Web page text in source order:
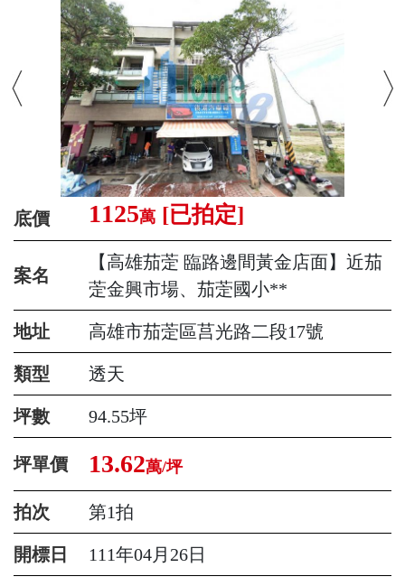
底價 1125萬 [已拍定]
案名
【高雄茄萣 臨路邊間黃金店面】近茄
萣金興市場、茄萣國小**
地址 高雄市茄萣區莒光路二段17號
類型 透天
坪數 94.55坪
坪單價 13.62萬/坪
拍次 第1拍
開標日 111年04月26日